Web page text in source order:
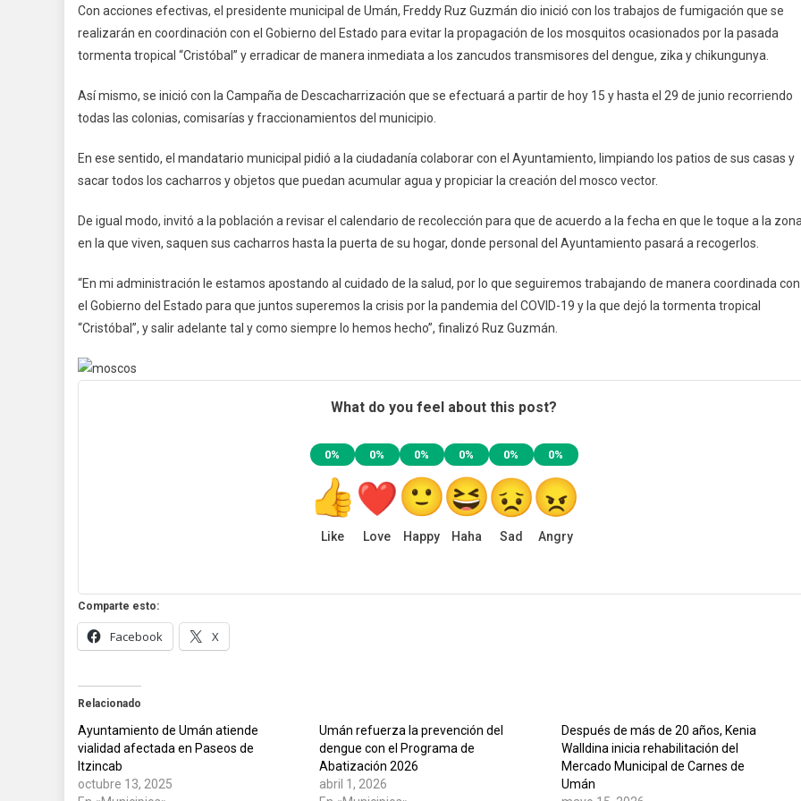
Ayuntamiento
De
Umán
Más
Cuidar
La
De
Todos
Ciudadanos
Con acciones efectivas, el presidente municipal de Umán, Freddy Ruz Guzmán dio inició con los trabajos de fumigación que se
realizarán en coordinación con el Gobierno del Estado para evitar la propagación de los mosquitos ocasionados por la pasada
tormenta tropical “Cristóbal” y erradicar de manera inmediata a los zancudos transmisores del dengue, zika y chikungunya.
Así mismo, se inició con la Campaña de Descacharrización que se efectuará a partir de hoy 15 y hasta el 29 de junio recorriendo
todas las colonias, comisarías y fraccionamientos del municipio.
En ese sentido, el mandatario municipal pidió a la ciudadanía colaborar con el Ayuntamiento, limpiando los patios de sus casas y
sacar todos los cacharros y objetos que puedan acumular agua y propiciar la creación del mosco vector.
De igual modo, invitó a la población a revisar el calendario de recolección para que de acuerdo a la fecha en que le toque a la
en la que viven, saquen sus cacharros hasta la puerta de su hogar, donde personal del Ayuntamiento pasará a recogerlos.
“En mi administración le estamos apostando al cuidado de la salud, por lo que seguiremos trabajando de manera coordinada con
el Gobierno del Estado para que juntos superemos la crisis por la pandemia del COVID-19 y la que dejó la tormenta tropical
“Cristóbal”, y salir adelante tal y como siempre lo hemos hecho”, finalizó Ruz Guzmán.
What do you feel about this post?
0%
Like
0%
Love
0%
Happy
0%
Haha
0%
Sad
0%
Angry
Comparte esto:
Facebook X
Relacionado
Ayuntamiento de Umán atiende
vialidad afectada en Paseos de
Itzincab
octubre 13, 2025
Umán refuerza la prevención del
dengue con el Programa de
Abatización 2026
abril 1, 2026
Después de más de 20 años, Kenia
Walldina inicia rehabilitación del
Mercado Municipal de Carnes de
Umán